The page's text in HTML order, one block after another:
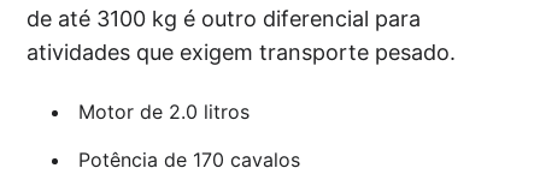
de até 3100 kg é outro diferencial para
atividades que exigem transporte pesado.
Motor de 2.0 litros
Potência de 170 cavalos